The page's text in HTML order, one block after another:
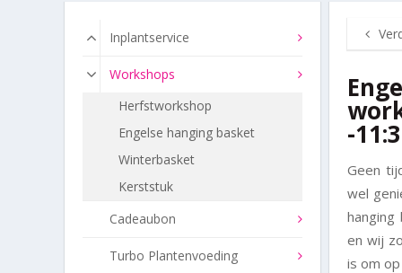
-
Geen
wel
en wij
is om
Inplantservice
Workshops
Herfstworkshop
Engelse hanging basket
Winterbasket
Kerststuk
Cadeaubon
Turbo Plantenvoeding